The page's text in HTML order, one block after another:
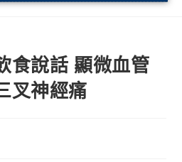
食說話 顯微血管
叉神經痛